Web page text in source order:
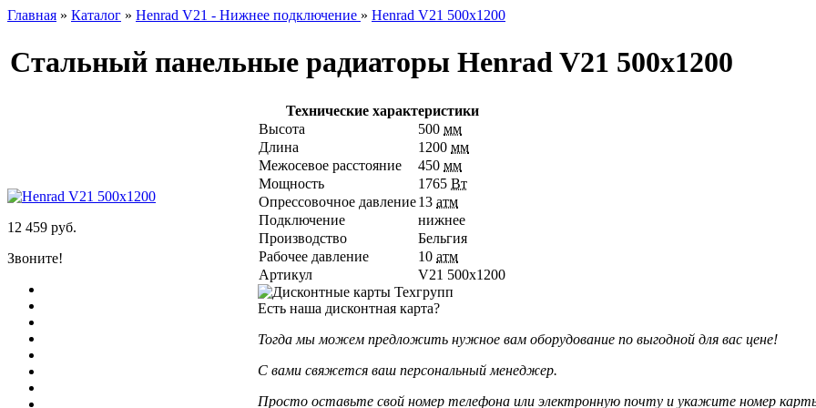
Главная » Каталог » Henrad V21 - Нижнее подключение » Henrad V21 500х1200
Стальный панельные радиаторы Henrad V21 500х1200
12 459 руб.
Звоните!
Технические характеристики
Высота
500 мм
Длина
1200 мм
Межосевое расстояние
450 мм
Мощность
1765 Вт
Опрессовочное давление13 атм
Подключение
нижнее
Производство
Бельгия
Рабочее давление
10 атм
Артикул
V21 500х1200
Есть наша дисконтная карта?
Тогда мы можем предложить нужное вам оборудование по выгодной для вас цене!
С вами свяжется ваш персональный менеджер.
Просто оставьте свой номер телефона или электронную почту и укажите номер